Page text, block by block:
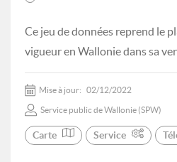
Ce jeu de données reprend le
vigueur en Wallonie dans sa
Mise à jour: 02/12/2022
Service public de Wallonie (SPW)
Carte Service